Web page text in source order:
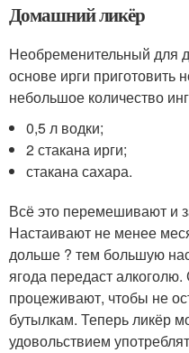
Домашний ликёр
Необременительный для
основе ирги приготовить
небольшое количество
0,5 л водки;
2 стакана ирги;
стакана сахара.
Всё это перемешивают и
Настаивают не менее
дольше ? тем большую
ягода передаст
процеживают, чтобы не
бутылкам. Теперь ликёр
удовольствием